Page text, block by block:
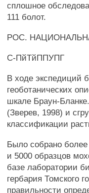
сплошное
111 болот.
РОС.
С-ПйТйППУПГ
В ходе экспедиций
геоботанических
шкале Браун-
(Зверев, 1998) и
классификации
Было собрано
и 5000 образцов
базе лаборатории
гербария Томского
правильности